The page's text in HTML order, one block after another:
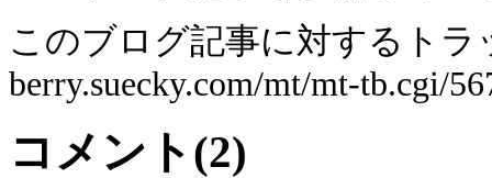
このブログ記事に対するト
berry.suecky.com/mt/mt-tb.cgi/
コメント(2)